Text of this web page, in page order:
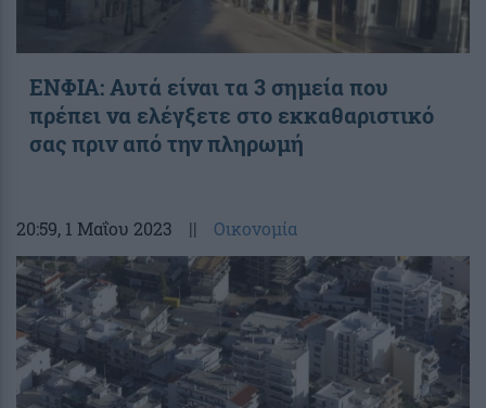
ΕΝΦΙΑ: Αυτά είναι τα 3 σημεία που
πρέπει να ελέγξετε στο εκκαθαριστικό
σας πριν από την πληρωμή
20:59, 1 Μαΐου 2023 || Οικονομία